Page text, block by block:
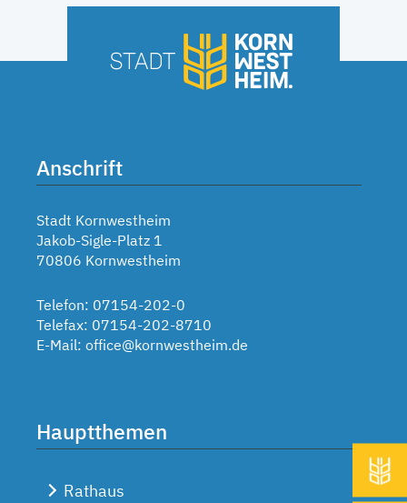
Anschrift
Stadt Kornwestheim
Jakob-Sigle-Platz 1
70806 Kornwestheim
Telefon: 07154-202-0
Telefax: 07154-202-8710
E-Mail: office@kornwestheim.de
Hauptthemen
Rathaus